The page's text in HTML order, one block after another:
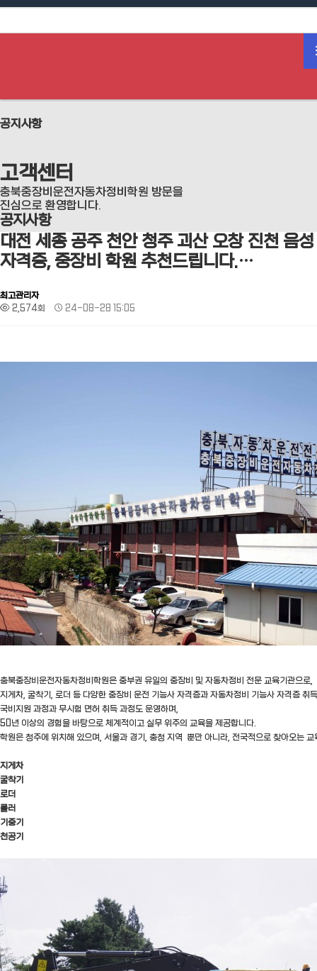
공지사항
고객센터
충북중장비운전자동차정비학원 방문을
진심으로 환영합니다.
공지사항
대전 세종 공주 천안 청주 괴산 오창 진천 음
자격증, 중장비 학원 추천드립니다.…
최고관리자
2,574회
24-08-28 15:05
충북중장비운전자동차정비학원은 중부권 유일의 중장비 및 자동차정비 전문 교육기관으로,
지게차, 굴착기, 로더 등 다양한 중장비 운전 기능사 자격증과 자동차정비 기능사 자격증 취
국비지원 과정과 무시험 면허 취득 과정도 운영하며,
50년 이상의 경험을 바탕으로 체계적이고 실무 위주의 교육을 제공합니다.
학원은 청주에 위치해 있으며, 서울과 경기, 충청 지역 뿐만 아니라, 전국적으로 찾아오는
지게차
굴착기
로더
롤러
기중기
천공기